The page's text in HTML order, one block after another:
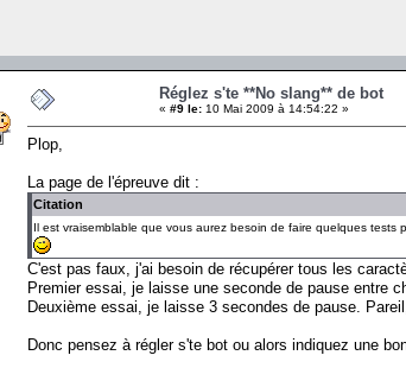
Réglez s'te **No slang** de bot
« #9 le: 10 Mai 2009 à 14:54:22 »
Plop,
La page de l'épreuve dit :
Citation
Il est vraisemblable que vous aurez besoin de faire quelques
C'est pas faux, j'ai besoin de récupérer tous les
Premier essai, je laisse une seconde de pause entre
Deuxième essai, je laisse 3 secondes de pause.
Donc pensez à régler s'te bot ou alors indiquez une